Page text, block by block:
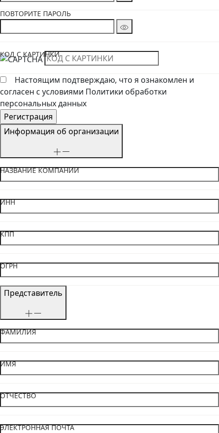
ПОВТОРИТЕ ПАРОЛЬ
КОД С КАРТИНКИ
Настоящим подтверждаю, что я ознакомлен и
согласен с условиями Политики обработки
персональных данных
Информация об организации
НАЗВАНИЕ КОМПАНИИ
ИНН
КПП
ОГРН
Представитель
ФАМИЛИЯ
ИМЯ
ОТЧЕСТВО
ЭЛЕКТРОННАЯ ПОЧТА